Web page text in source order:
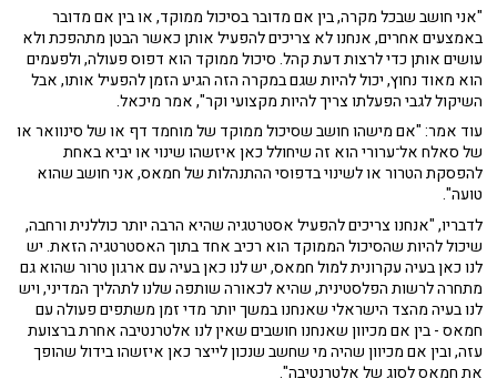
"אני חושב שבכל מקרה, בין אם מדובר בסיכול ממוקד, או בין אם מדובר
באמצעים אחרים, אנחנו לא צריכים להפעיל אותן כאשר הבטן מתהפכת ולא
עושים אותן כדי לרצות דעת קהל. סיכול ממוקד הוא דפוס פעולה, ולפעמים
הוא מאוד נחוץ, יכול להיות שגם במקרה הזה הגיע הזמן להפעיל אותו, אבל
השיקול לגבי הפעלתו צריך להיות מקצועי וקר", אמר מיכאל.
עוד אמר: "אם מישהו חושב שסיכול ממוקד של מוחמד דף או של סינוואר או
של סאלח אל־ערורי הוא זה שיחולל כאן איזשהו שינוי או יביא באחת
להפסקת הטרור או לשינוי בדפוסי ההתנהלות של חמאס, אני חושב שהוא
טועה".
לדבריו, "אנחנו צריכים להפעיל אסטרטגיה שהיא הרבה יותר כוללנית ורחבה,
שיכול להיות שהסיכול הממוקד הוא רכיב אחד בתוך האסטרטגיה הזאת. יש
לנו כאן בעיה עקרונית למול חמאס, יש לנו כאן בעיה עם ארגון טרור שהוא גם
מתחרה לרשות הפלסטינית, שהיא לכאורה שותפה שלנו לתהליך המדיני, ויש
לנו בעיה מהצד הישראלי שאנחנו במשך יותר מדי זמן משתפים פעולה עם
חמאס - בין אם מכיוון שאנחנו חושבים שאין לנו אלטרנטיבה אחרת ברצועת
עזה, ובין אם מכיוון שהיה מי שחשב שנכון לייצר כאן איזשהו בידול שהופך
את חמאס לסוג של אלטרנטיבה".